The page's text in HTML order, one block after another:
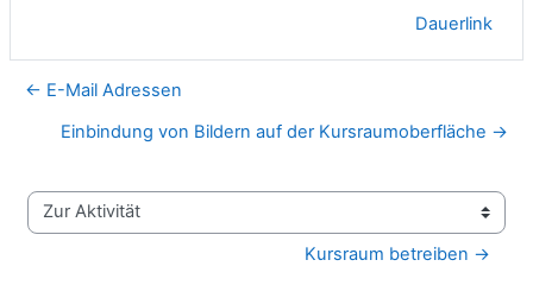
Dauerlink
← E-Mail Adressen
Einbindung von Bildern auf der Kursraumoberfläche →
Zur Aktivität
Kursraum betreiben →